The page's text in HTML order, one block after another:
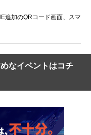
追加のQRコード画面、スマ
なイベントはコチ